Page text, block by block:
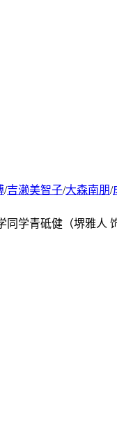
/吉濑美智子/大森南朋/
学青砥健（堺雅